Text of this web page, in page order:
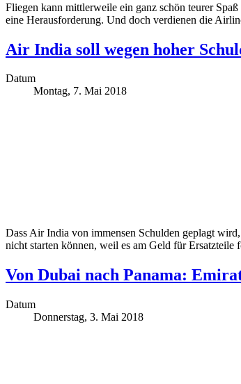
Fliegen kann mittlerweile ein ganz schön teurer
eine Herausforderung. Und doch verdienen die
Air India soll wegen hoher
Datum
Montag, 7. Mai 2018
Dass Air India von immensen Schulden geplagt
nicht starten können, weil es am Geld für
Von Dubai nach Panama:
Datum
Donnerstag, 3. Mai 2018